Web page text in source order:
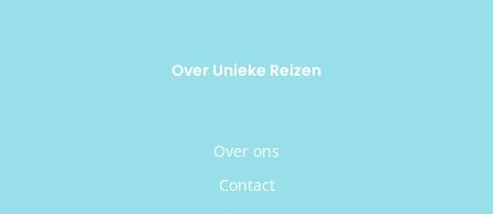
Over Unieke Reizen
Over ons
Contact